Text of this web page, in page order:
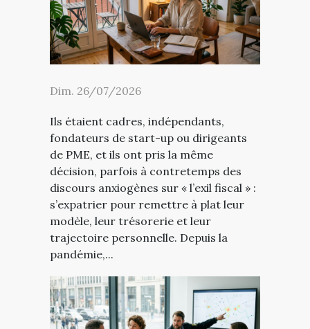
Dim. 26/07/2026
Ils étaient cadres, indépendants,
fondateurs de start-up ou dirigeants
de PME, et ils ont pris la même
décision, parfois à contretemps des
discours anxiogènes sur « l’exil fiscal » :
s’expatrier pour remettre à plat leur
modèle, leur trésorerie et leur
trajectoire personnelle. Depuis la
pandémie,...